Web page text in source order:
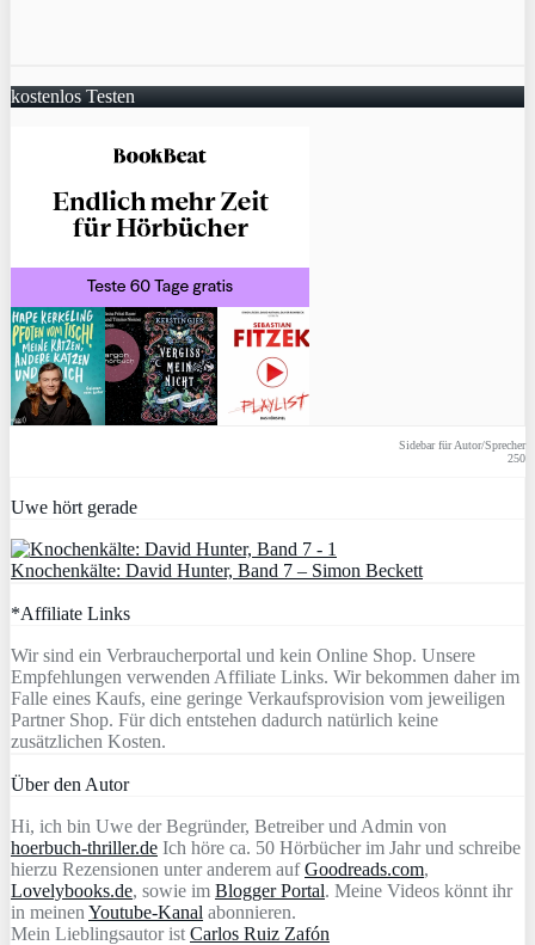
kostenlos Testen
Sidebar für Autor/Sprecher
250
Uwe hört gerade
Knochenkälte: David Hunter, Band 7 – Simon Beckett
*Affiliate Links
Wir sind ein Verbraucherportal und kein Online Shop. Unsere
Empfehlungen verwenden Affiliate Links. Wir bekommen daher im
Falle eines Kaufs, eine geringe Verkaufsprovision vom jeweiligen
Partner Shop. Für dich entstehen dadurch natürlich keine
zusätzlichen Kosten.
Über den Autor
Hi, ich bin Uwe der Begründer, Betreiber und Admin von
hoerbuch-thriller.de Ich höre ca. 50 Hörbücher im Jahr und schreibe
hierzu Rezensionen unter anderem aufGoodreads.com,
Lovelybooks.de, sowie im Blogger Portal. Meine Videos könnt ihr
in meinen Youtube-Kanal abonnieren.
Mein Lieblingsautor ist Carlos Ruiz Zafón